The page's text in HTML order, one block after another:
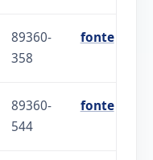
89360-
358
fonte
89360-
544
fonte